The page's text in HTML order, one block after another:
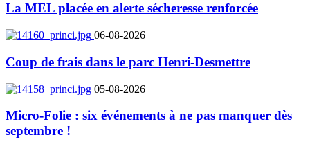
La MEL placée en alerte sécheresse renforcée
06-08-2026
Coup de frais dans le parc Henri-Desmettre
05-08-2026
Micro-Folie : six événements à ne pas manquer dès
septembre !